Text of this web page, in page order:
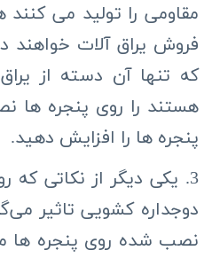
مقاومی را تولید می کنند
فروش یراق آلات
که تنها آن دسته از
هستند را روی پنجره ها
پنجره ها را افزایش دهید.
3. یکی دیگر از نکاتی
دوجداره کشویی تاثیر
نصب شده روی پنجره ها